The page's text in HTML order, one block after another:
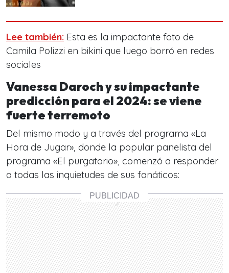
Lee también: Esta es la impactante foto de
Camila Polizzi en bikini que luego borró en redes
sociales
Vanessa Daroch y su impactante
predicción para el 2024: se viene
fuerte terremoto
Del mismo modo y a través del programa «La
Hora de Jugar», donde la popular panelista del
programa «El purgatorio», comenzó a responder
a todas las inquietudes de sus fanáticos: